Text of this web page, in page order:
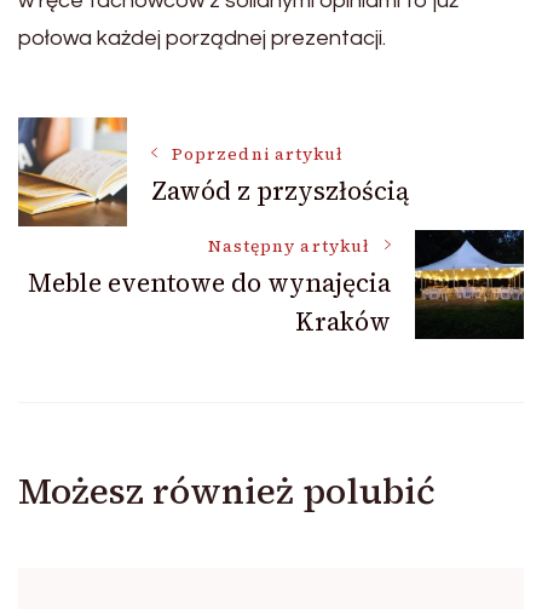
połowa każdej porządnej prezentacji.
Nawigacja
wpisu
Poprzedni artykuł
Zawód z przyszłością
Następny artykuł
Meble eventowe do wynajęcia
Kraków
Możesz również polubić